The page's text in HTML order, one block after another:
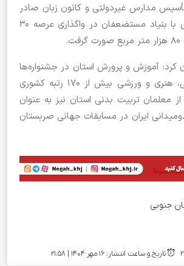
تأسیس مدارس غیردولتی و کانون زبان صادر
شد و تعامل خوبی با بنیاد مستضعفان در واگذاری عرصه ۳۰
آموزش و پرورش استان در جشنواره‌ها
و مسابقات فرهنگی، هنری و ورزشی بیش از ۱۷۰ رتبه کشوری
معلمان تربیت بدنی استان نیز به عنوان
ایران در مسابقات جهانی صربستان
جنوبی
تاریخ و ساعت انتشار: ۱۶ مهر ۱۴۰۴ | 21:58